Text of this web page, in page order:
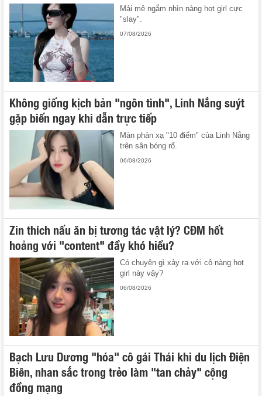
Mải mê ngắm nhìn nàng hot girl cực
"slay".
07/08/2026
Không giống kịch bản "ngôn tình", Linh Nắng suýt
gặp biến ngay khi dẫn trực tiếp
Màn phản xạ "10 điểm" của Linh Nắng
trên sân bóng rổ.
06/08/2026
Zin thích nấu ăn bị tương tác vật lý? CĐM hốt
hoảng với "content" đầy khó hiểu?
Có chuyện gì xảy ra với cô nàng hot
girl này vậy?
06/08/2026
Bạch Lưu Dương "hóa" cô gái Thái khi du lịch Điện
Biên, nhan sắc trong trẻo làm "tan chảy" cộng
đồng mạng